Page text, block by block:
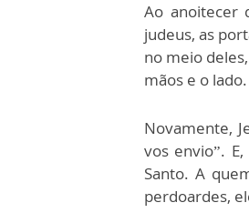
Ao anoitecer
judeus, as
no meio
mãos e o
Novamente,
vos envio”.
Santo.A
perdoardes,